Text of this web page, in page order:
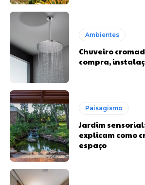
Ambientes
Chuveiro
compra,
Paisagismo
Jardim
explicam como
espaço